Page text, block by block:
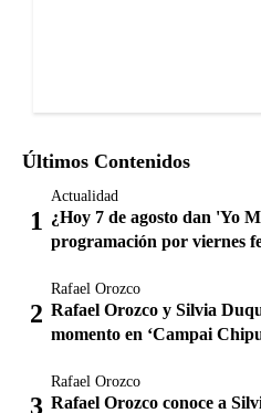
Últimos Contenidos
Actualidad
¿Hoy 7 de agosto dan 'Yo
programación por viernes
Rafael Orozco
Rafael Orozco y Silvia
momento en ‘Campai
Rafael Orozco
Rafael Orozco conoce a